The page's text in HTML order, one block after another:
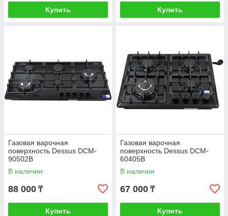
Купить Купить
Газовая варочная
поверхность Dessus DCM-
90502B
В наличии
88 000 ₸
Купить
Газовая варочная
поверхность Dessus DCM-
60405B
В наличии
67 000 ₸
Купить